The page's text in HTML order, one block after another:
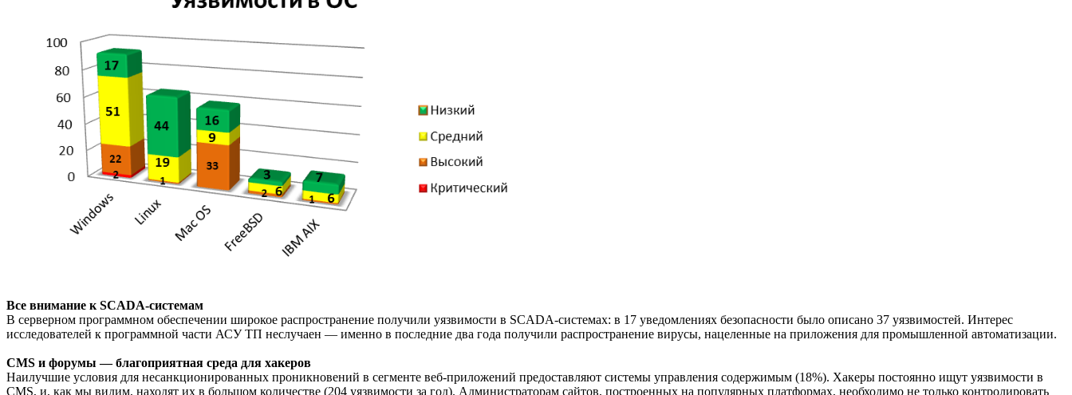
Все внимание к SCADA-системам
В серверном программном обеспечении широкое распространение получили уязвимости в SCADA-системах: в 17 уведомлениях безопасности было описано 37 уязвимостей. Интерес
исследователей к программной части АСУ ТП неслучаен — именно в последние два года получили распространение вирусы, нацеленные на приложения для промышленной автоматизации.
CMS и форумы — благоприятная среда для хакеров
Наилучшие условия для несанкционированных проникновений в сегменте веб-приложений предоставляют системы управления содержимым (18%). Хакеры постоянно ищут уязвимости в
CMS, и, как мы видим, находят их в большом количестве (204 уязвимости за год). Администраторам сайтов, построенных на популярных платформах, необходимо не только контролировать